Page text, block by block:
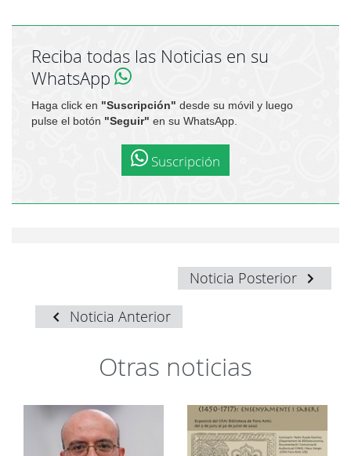
Reciba todas las Noticias en su
WhatsApp
Haga click en "Suscripción" desde su móvil y luego
pulse el botón "Seguir" en su WhatsApp.
Suscripción
Noticia Posterior
Noticia Anterior
Otras noticias